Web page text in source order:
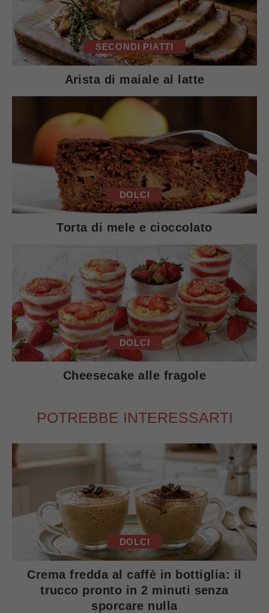
SECONDI PIATTI
Arista di maiale al latte
DOLCI
Torta di mele e cioccolato
DOLCI
Cheesecake alle fragole
POTREBBE INTERESSARTI
DOLCI
Crema fredda al caffè in bottiglia: il
trucco pronto in 2 minuti senza
sporcare nulla